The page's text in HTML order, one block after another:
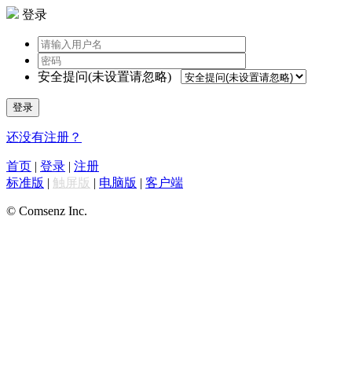
登录
安全提问(未设置请忽略)
登录
还没有注册？
首页 | 登录 | 注册
标准版 | 触屏版 | 电脑版 | 客户端
© Comsenz Inc.